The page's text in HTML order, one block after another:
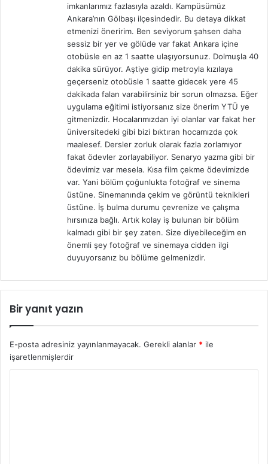
imkanlarımız fazlasıyla azaldı. Kampüsümüz
Ankara’nın Gölbaşı ilçesindedir. Bu detaya dikkat
etmenizi öneririm. Ben seviyorum şahsen daha
sessiz bir yer ve gölüde var fakat Ankara içine
otobüsle en az 1 saatte ulaşıyorsunuz. Dolmuşla 40
dakika sürüyor. Aştiye gidip metroyla kızılaya
geçerseniz otobüsle 1 saatte gidecek yere 45
dakikada falan varabilirsiniz bir sorun olmazsa. Eğer
uygulama eğitimi istiyorsanız size önerim YTÜ ye
gitmenizdir. Hocalarımızdan iyi olanlar var fakat her
üniversitedeki gibi bizi bıktıran hocamızda çok
maalesef. Dersler zorluk olarak fazla zorlamıyor
fakat ödevler zorlayabiliyor. Senaryo yazma gibi bir
ödevimiz var mesela. Kısa film çekme ödevimizde
var. Yani bölüm çoğunlukta fotoğraf ve sinema
üstüne. Sinemanında çekim ve görüntü teknikleri
üstüne. İş bulma durumu çevrenize ve çalışma
hırsınıza bağlı. Artık kolay iş bulunan bir bölüm
kalmadı gibi bir şey zaten. Size diyebileceğim en
önemli şey fotoğraf ve sinemaya cidden ilgi
duyuyorsanız bu bölüme gelmenizdir.
Bir yanıt yazın
E-posta adresiniz yayınlanmayacak. Gerekli alanlar * ile
işaretlenmişlerdir